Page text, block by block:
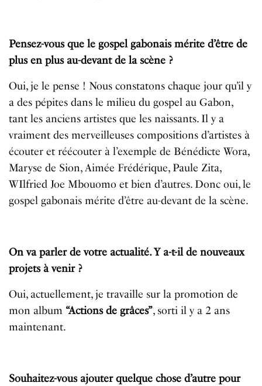
Pensez-vous que le gospel gabonais mérite d’être de
plus en plus au-devant de la scène ?
Oui, je le pense ! Nous constatons chaque jour qu’il y
a des pépites dans le milieu du gospel au Gabon,
tant les anciens artistes que les naissants. Il y a
vraiment des merveilleuses compositions d’artistes à
écouter et réécouter à l’exemple de Bénédicte Wora,
Maryse de Sion, Aimée Frédérique, Paule Zita,
WIlfried Joe Mbouomo et bien d’autres. Donc oui, le
gospel gabonais mérite d’être au-devant de la scène.
On va parler de votre actualité. Y a-t-il de nouveaux
projets à venir ?
Oui, actuellement, je travaille sur la promotion de
mon album “Actions de grâces”, sorti il y a 2 ans
maintenant.
Souhaitez-vous ajouter quelque chose d’autre pour